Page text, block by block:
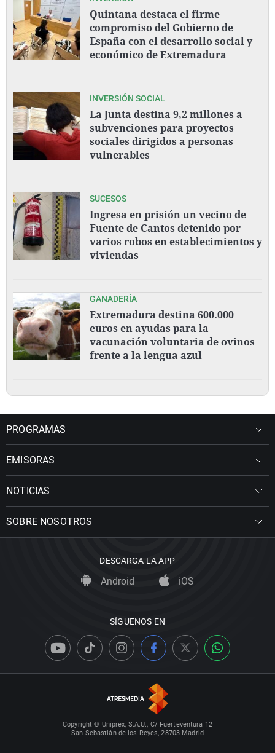
Quintana destaca el firme
compromiso del Gobierno de
España con el desarrollo social y
económico de Extremadura
INVERSIÓN SOCIAL
La Junta destina 9,2 millones a
subvenciones para proyectos
sociales dirigidos a personas
vulnerables
SUCESOS
Ingresa en prisión un vecino de
Fuente de Cantos detenido por
varios robos en establecimientos y
viviendas
GANADERÍA
Extremadura destina 600.000
euros en ayudas para la
vacunación voluntaria de ovinos
frente a la lengua azul
PROGRAMAS
EMISORAS
NOTICIAS
SOBRE NOSOTROS
DESCARGA LA APP
Android iOS
SÍGUENOS EN
Copyright © Uniprex, S.A.U., C/ Fuerteventura 12
San Sebastián de los Reyes, 28703 Madrid